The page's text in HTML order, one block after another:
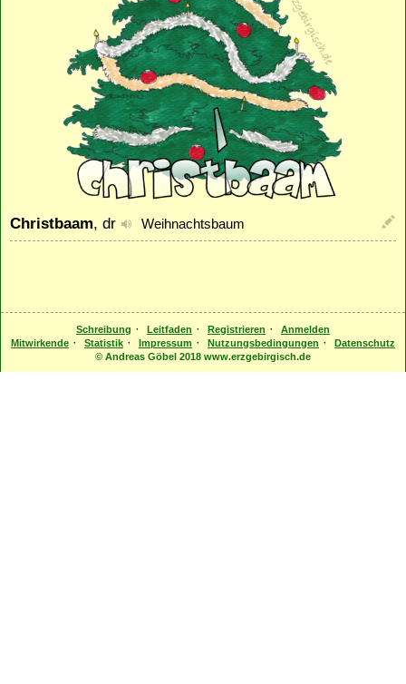
Christbaam, dr Weihnachtsbaum
Schreibung · Leitfaden · Registrieren ·
Anmelden
Mitwirkende · Statistik · Impressum · Nutzungsbedingungen ·
Datenschutz
© Andreas Göbel 2018 www.erzgebirgisch.de